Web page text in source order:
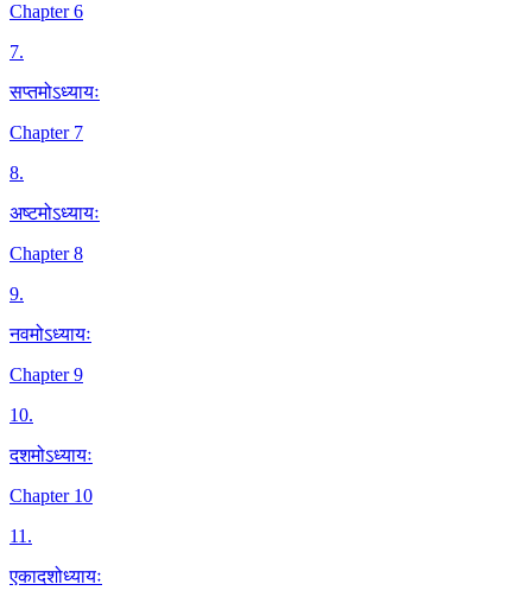
Chapter 6
7.
सप्तमोऽध्यायः
Chapter 7
8.
अष्टमोऽध्यायः
Chapter 8
9.
नवमोऽध्यायः
Chapter 9
10.
दशमोऽध्यायः
Chapter 10
11.
एकादशोध्यायः